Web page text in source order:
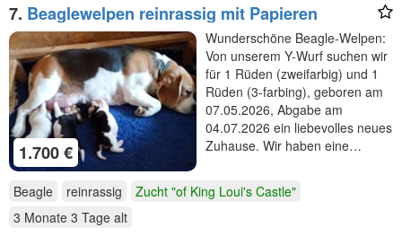
7. Beaglewelpen reinrassig mit Papieren
1.700 €
Wunderschöne Beagle-Welpen:
Von unserem Y-Wurf suchen wir
für 1 Rüden (zweifarbig) und 1
Rüden (3-farbing), geboren am
07.05.2026, Abgabe am
04.07.2026 ein liebevolles neues
Zuhause. Wir haben eine…
Beagle reinrassig
Zucht "of King Loui's Castle"
3 Monate 3 Tage alt